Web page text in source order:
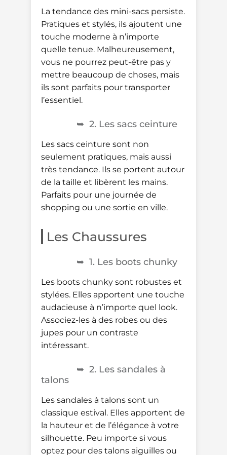
La tendance des mini-sacs persiste.
Pratiques et stylés, ils ajoutent une
touche moderne à n’importe
quelle tenue. Malheureusement,
vous ne pourrez peut-être pas y
mettre beaucoup de choses, mais
ils sont parfaits pour transporter
l’essentiel.
2. Les sacs ceinture
Les sacs ceinture sont non
seulement pratiques, mais aussi
très tendance. Ils se portent autour
de la taille et libèrent les mains.
Parfaits pour une journée de
shopping ou une sortie en ville.
Les Chaussures
1. Les boots chunky
Les boots chunky sont robustes et
stylées. Elles apportent une touche
audacieuse à n’importe quel look.
Associez-les à des robes ou des
jupes pour un contraste
intéressant.
2. Les sandales à
talons
Les sandales à talons sont un
classique estival. Elles apportent de
la hauteur et de l’élégance à votre
silhouette. Peu importe si vous
optez pour des talons aiguilles ou